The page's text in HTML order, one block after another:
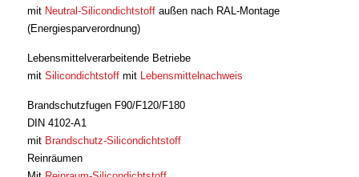
mit Neutral-Silicondichtstoffaußen nach RAL-Montage
(Energiesparverordnung)
Lebensmittelverarbeitende Betriebe
mitSilicondichtstoff mit Lebensmittelnachweis
Brandschutzfugen F90/F120/F180
DIN 4102-A1
mit Brandschutz-Silicondichtstoff
Reinräumen